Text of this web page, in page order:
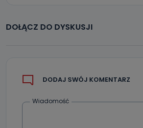
Jakie dane osobowe
kontaktowy, adres korespondencyjny.
danych osobowych są pracownicy i
oraz partnerzy wspomagający
DOŁĄCZ DO DYSKUSJI
DODAJ SWÓJ KOMENTARZ
Wiadomość